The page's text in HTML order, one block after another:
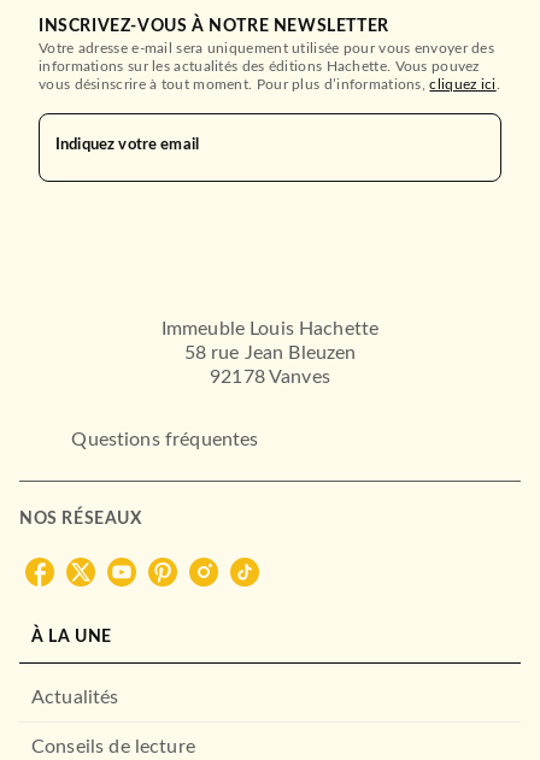
INSCRIVEZ-VOUS À NOTRE NEWSLETTER
Votre adresse e-mail sera uniquement utilisée pour vous envoyer des
informations sur les actualités des éditions Hachette. Vous pouvez
vous désinscrire à tout moment. Pour plus d’informations,cliquez ici
Indiquez votre email
Immeuble Louis Hachette
58 rue Jean Bleuzen
92178 Vanves
Questions fréquentes
NOS RÉSEAUX
À LA UNE
Actualités
Conseils de lecture